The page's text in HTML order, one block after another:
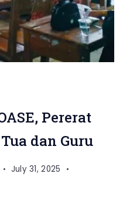
Pererat
dan Guru
July 31, 2025